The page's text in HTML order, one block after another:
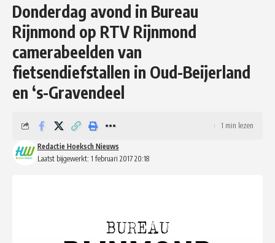
Donderdag avond in Bureau
Rijnmond op RTV Rijnmond
camerabeelden van
fietsendiefstallen in Oud-Beijerland
en ‘s-Gravendeel
Laatst bijgewerkt: 1 februari 2017 20:18
Redactie Hoeksch Nieuws
1 min lezen